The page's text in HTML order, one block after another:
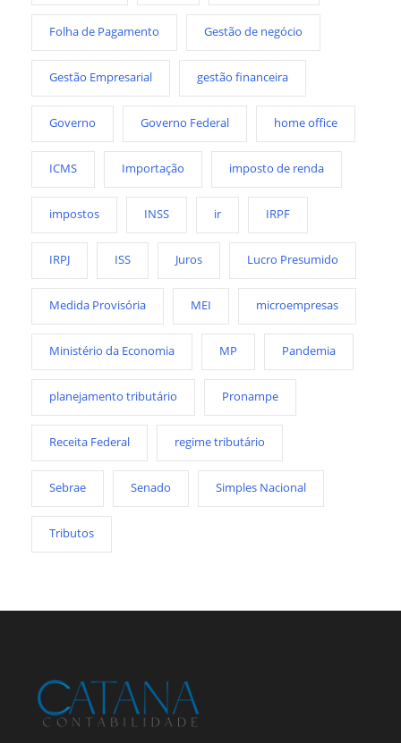
Folha de Pagamento Gestão de negócio
Gestão Empresarial gestão financeira
Governo Governo Federal home office
ICMS Importação imposto de renda
impostos INSS ir IRPF
IRPJ ISS Juros Lucro Presumido
Medida Provisória MEI microempresas
Ministério da Economia MP Pandemia
planejamento tributário Pronampe
Receita Federal regime tributário
Sebrae Senado Simples Nacional
Tributos